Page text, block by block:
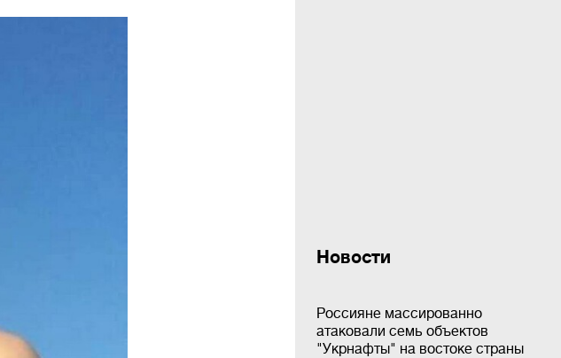
Новости
Россияне массированно
атаковали семь объектов
"Укрнафты" на востоке страны